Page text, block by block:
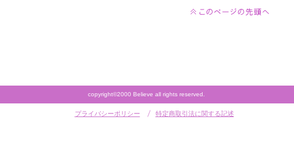
copyright©2000 Believe all rights reserved.
プライバシーポリシー 特定商取引法に関する記述